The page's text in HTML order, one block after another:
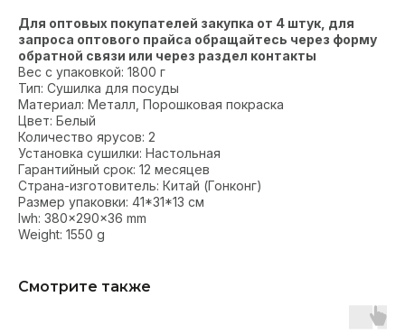
Для оптовых покупателей закупка от 4 штук, для
запроса оптового прайса обращайтесь через форму
обратной связи или через раздел контакты
Вес с упаковкой: 1800 г
Тип: Сушилка для посуды
Материал: Металл, Порошковая покраска
Цвет: Белый
Количество ярусов: 2
Установка сушилки: Настольная
Гарантийный срок: 12 месяцев
Страна-изготовитель: Китай (Гонконг)
Размер упаковки: 41*31*13 см
lwh: 380x290x36 mm
Weight: 1550 g
Смотрите также